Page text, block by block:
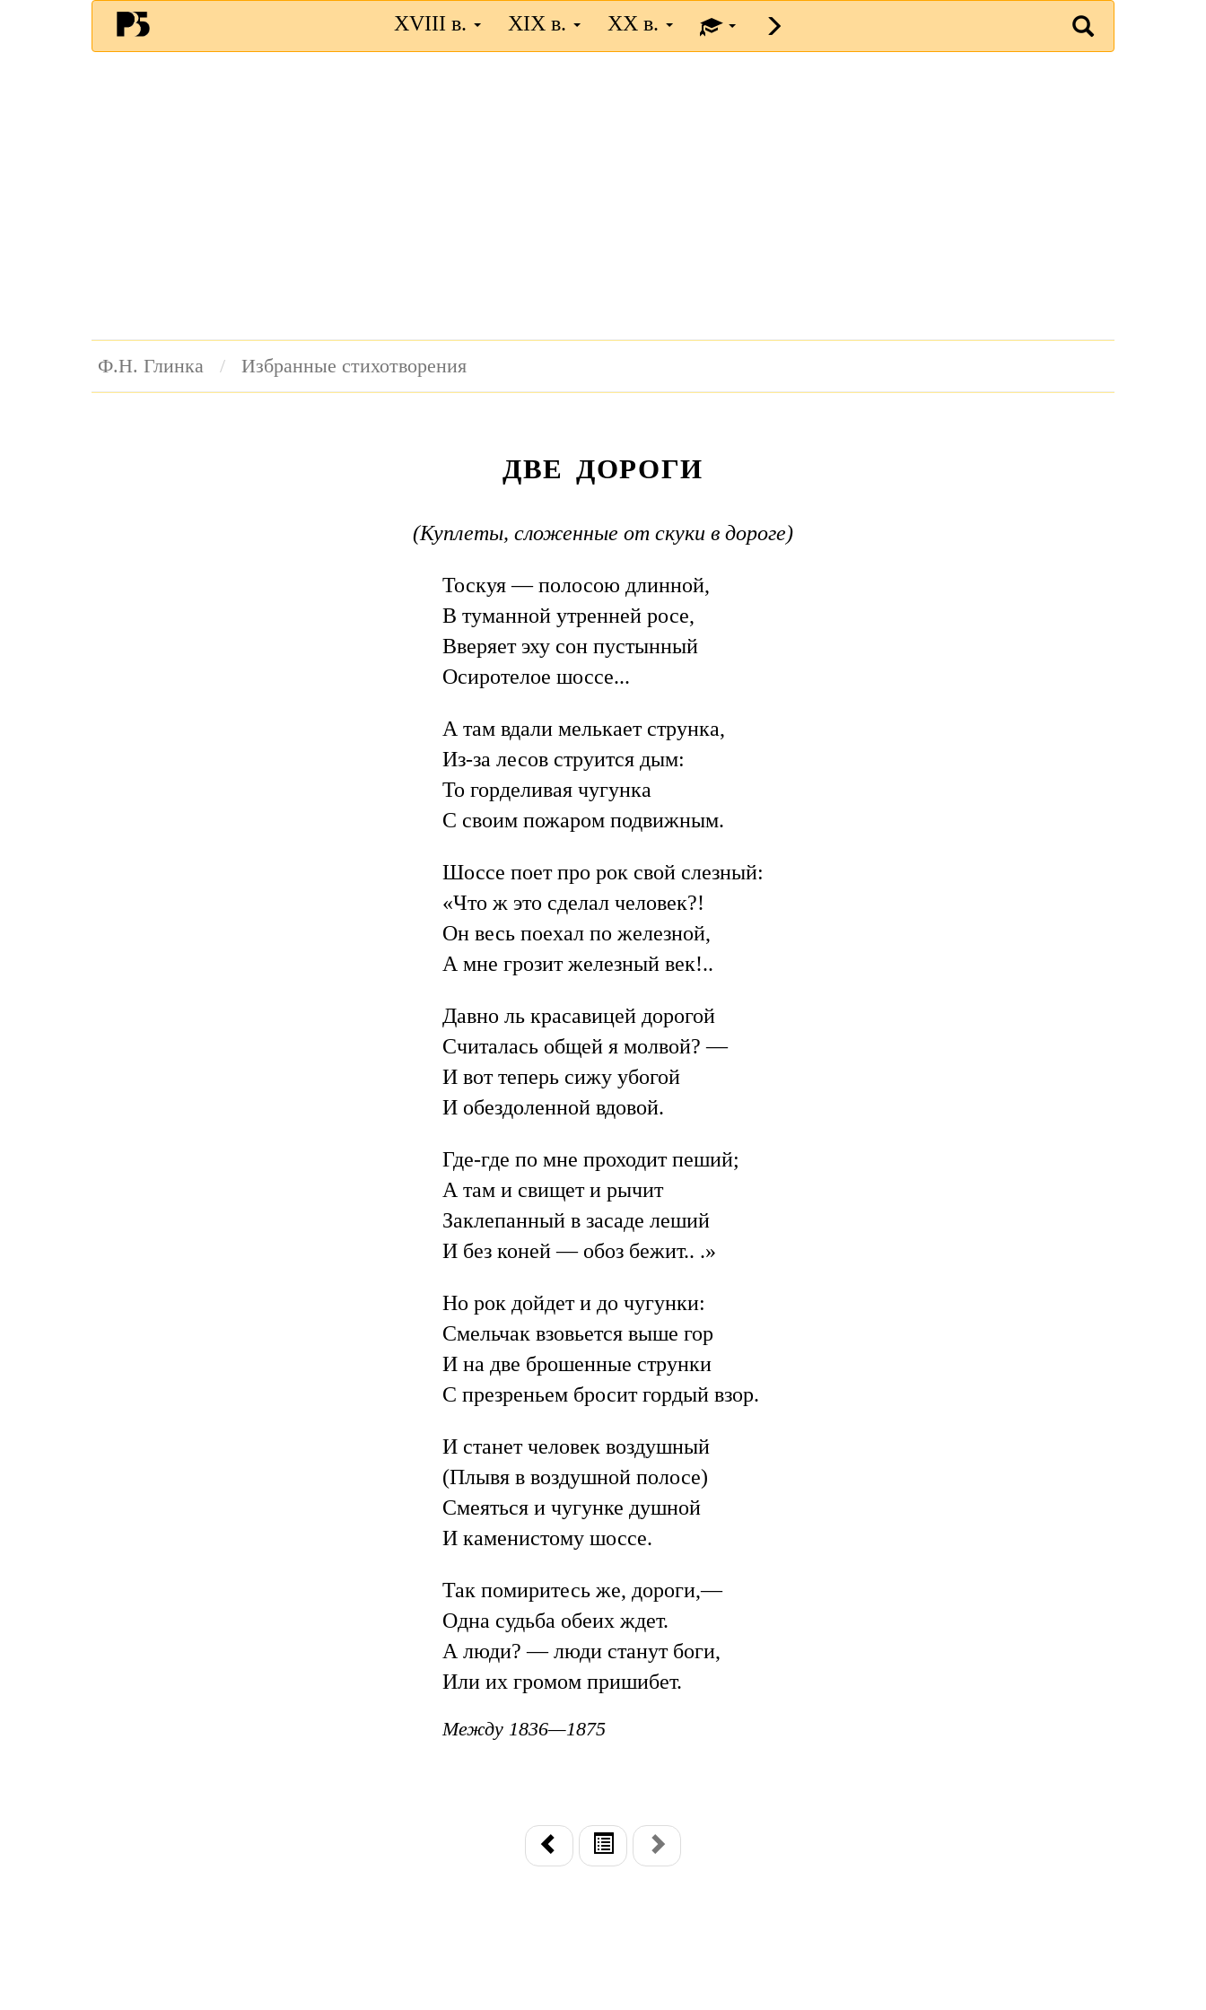
XVIII в. XIX в. XX в.
Ф.Н. Глинка Избранные стихотворения
ДВЕ ДОРОГИ
(Куплеты, сложенные от скуки в дороге)
Тоскуя — полосою длинной,
В туманной утренней росе,
Вверяет эху сон пустынный
Осиротелое шоссе...
А там вдали мелькает струнка,
Из-за лесов струится дым:
То горделивая чугунка
С своим пожаром подвижным.
Шоссе поет про рок свой слезный:
«Что ж это сделал человек?!
Он весь поехал по железной,
А мне грозит железный век!..
Давно ль красавицей дорогой
Считалась общей я молвой? —
И вот теперь сижу убогой
И обездоленной вдовой.
Где-где по мне проходит пеший;
А там и свищет и рычит
Заклепанный в засаде леший
И без коней — обоз бежит.. .»
Но рок дойдет и до чугунки:
Смельчак взовьется выше гор
И на две брошенные струнки
С презреньем бросит гордый взор.
И станет человек воздушный
(Плывя в воздушной полосе)
Смеяться и чугунке душной
И каменистому шоссе.
Так помиритесь же, дороги,—
Одна судьба обеих ждет.
А люди? — люди станут боги,
Или их громом пришибет.
Между 1836—1875